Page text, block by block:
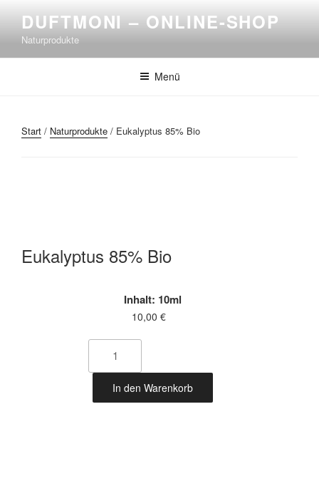
Inhalt
springen
DUFTMONI – ONLINE-SHOP
Naturprodukte
Menü
Start / Naturprodukte / Eukalyptus 85% Bio
Eukalyptus 85% Bio
Inhalt: 10ml
10,00 €
Eukalyptus
Bio
In den Warenkorb